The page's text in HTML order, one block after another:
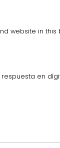
website in
en